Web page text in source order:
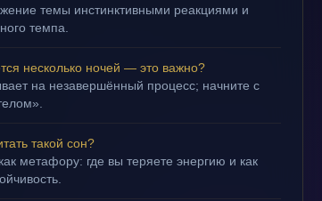
темы инстинктивными реакциями и
темпа.
несколько ночей — это важно?
на незавершённый процесс; начните с
такой сон?
метафору: где вы теряете энергию и как